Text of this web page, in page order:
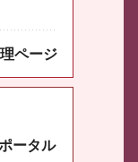
ページ
ータル